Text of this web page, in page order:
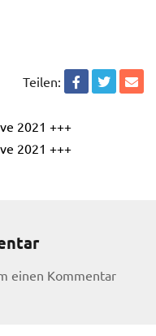
Teilen:
2021 +++
2021 +++
einen Kommentar